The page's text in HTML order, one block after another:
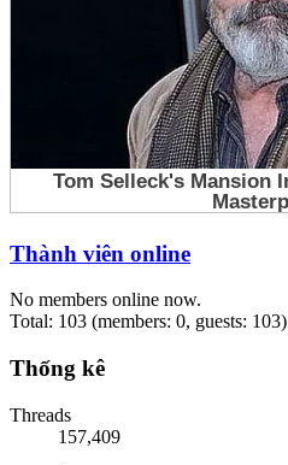
Thành viên online
No members online now.
Total: 103 (members: 0, guests: 103)
Thống kê
Threads
157,409